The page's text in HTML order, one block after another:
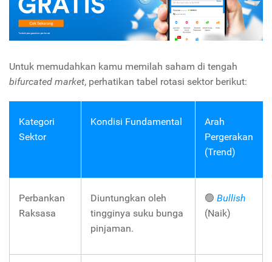
Untuk memudahkan kamu memilah saham di tengah
bifurcated market, perhatikan tabel rotasi sektor berikut:
Kategori
Sektor
Kondisi Fundamental
Arah
Pergerakan
(Trend)
Perbankan
Raksasa
Diuntungkan oleh
tingginya suku bunga
pinjaman.
🟢 Bullish
(Naik)